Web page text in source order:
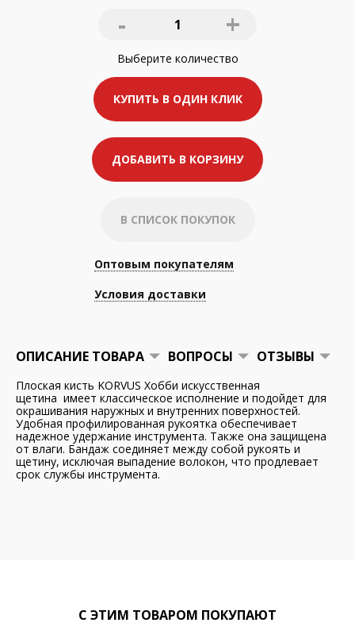
- 1 +
Выберите количество
КУПИТЬ В ОДИН КЛИК
ДОБАВИТЬ В КОРЗИНУ
В СПИСОК ПОКУПОК
Оптовым покупателям
Условия доставки
ОПИСАНИЕ ТОВАРА ВОПРОСЫ ОТЗЫВЫ
Плоская кисть KORVUS Хобби искусственная
щетина имеет классическое исполнение и подойдет для
окрашивания наружных и внутренних поверхностей.
Удобная профилированная рукоятка обеспечивает
надежное удержание инструмента. Также она защищена
от влаги. Бандаж соединяет между собой рукоять и
щетину, исключая выпадение волокон, что продлевает
срок службы инструмента.
С ЭТИМ ТОВАРОМ ПОКУПАЮТ